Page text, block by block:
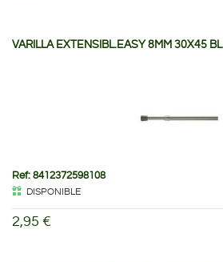
VARILLA EXTENSIBL.EASY 8MM 30X45 BL
Ref: 8412372598108
DISPONIBLE
2,95 €